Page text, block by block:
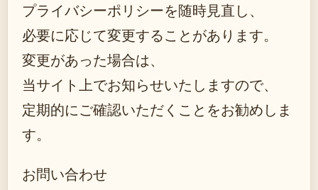
プライバシーポリシーを随時見直し、
必要に応じて変更することがあります。
変更があった場合は、
当サイト上でお知らせいたしますので、
定期的にご確認いただくことをお勧めしま
す。
お問い合わせ